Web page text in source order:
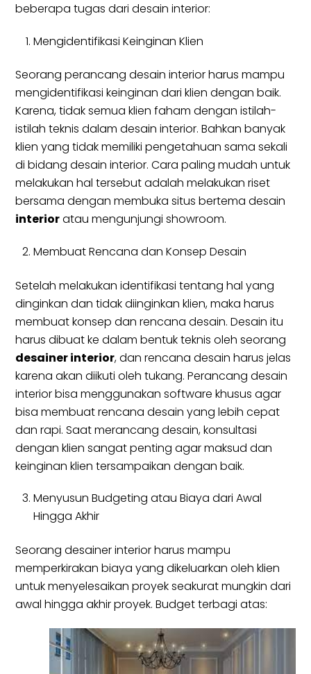
beberapa tugas dari desain interior:
Mengidentifikasi Keinginan Klien
Seorang perancang desain interior harus mampu
mengidentifikasi keinginan dari klien dengan baik.
Karena, tidak semua klien faham dengan istilah-
istilah teknis dalam desain interior. Bahkan banyak
klien yang tidak memiliki pengetahuan sama sekali
di bidang desain interior. Cara paling mudah untuk
melakukan hal tersebut adalah melakukan riset
bersama dengan membuka situs bertema desain
interioratau mengunjungi showroom.
Membuat Rencana dan Konsep Desain
Setelah melakukan identifikasi tentang hal yang
dinginkan dan tidak diinginkan klien, maka harus
membuat konsep dan rencana desain. Desain itu
harus dibuat ke dalam bentuk teknis oleh seorang
desainer interior, dan rencana desain harus jelas
karena akan diikuti oleh tukang. Perancang desain
interior bisa menggunakan software khusus agar
bisa membuat rencana desain yang lebih cepat
dan rapi. Saat merancang desain, konsultasi
dengan klien sangat penting agar maksud dan
keinginan klien tersampaikan dengan baik.
Menyusun Budgeting atau Biaya dari Awal
Hingga Akhir
Seorang desainer interior harus mampu
memperkirakan biaya yang dikeluarkan oleh klien
untuk menyelesaikan proyek seakurat mungkin dari
awal hingga akhir proyek. Budget terbagi atas: